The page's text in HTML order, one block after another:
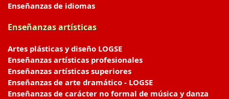
Enseñanzas de idiomas
Enseñanzas artísticas
Artes plásticas y diseño LOGSE
Enseñanzas artísticas profesionales
Enseñanzas artísticas superiores
Enseñanzas de arte dramático - LOGSE
Enseñanzas de carácter no formal de música y danza